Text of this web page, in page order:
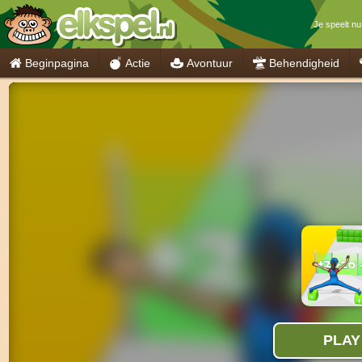
Je speelt
Beginpagina Actie Avontuur Behendigheid